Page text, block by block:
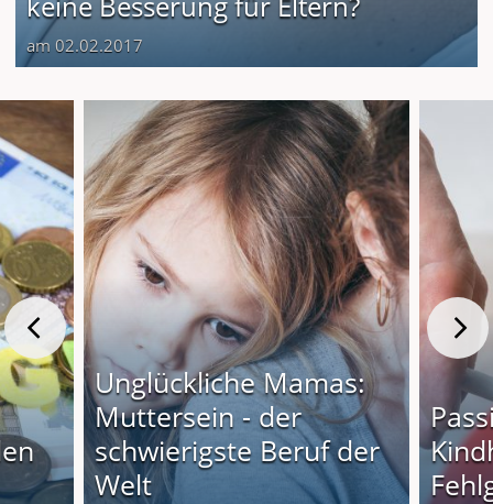
am 02.02.2017
Unglückliche Mamas:
Muttersein - der
schwierigste Beruf der
Welt